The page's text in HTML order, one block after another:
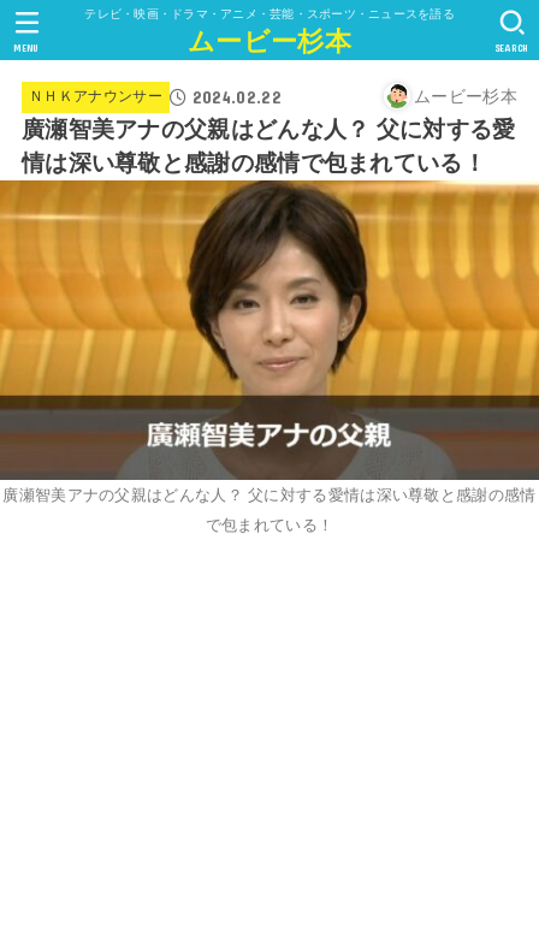
テレビ・映画・ドラマ・アニメ・芸能・スポーツ・ニュースを語る
ムービー杉本 SEARCH
MENU
ＮＨＫアナウンサー 2024.02.22 ムービー杉本
廣瀬智美アナの父親はどんな人？ 父に対する愛
情は深い尊敬と感謝の感情で包まれている！
廣瀬智美アナの父親はどんな人？ 父に対する愛情は深い尊敬と感謝の感情
で包まれている！